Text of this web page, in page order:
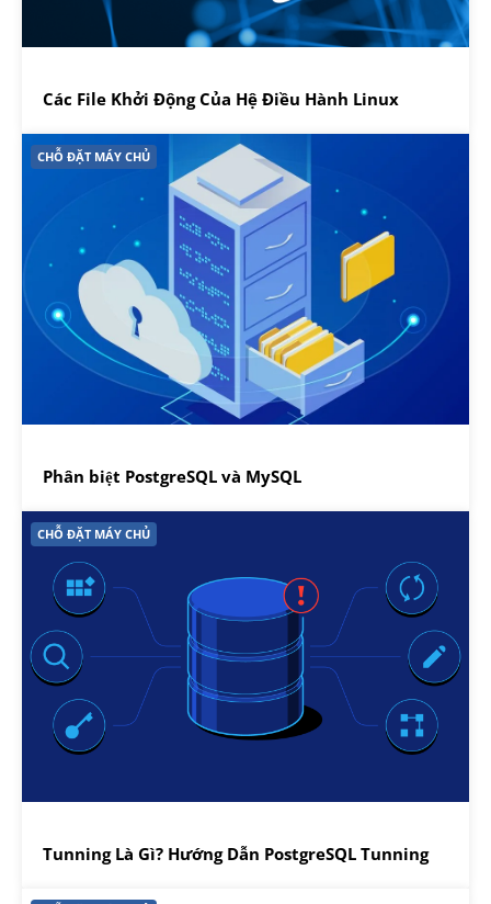
Các File Khởi Động Của Hệ Điều Hành Linux
CHỖ ĐẶT MÁY CHỦ
Phân biệt PostgreSQL và MySQL
CHỖ ĐẶT MÁY CHỦ
Tunning Là Gì? Hướng Dẫn PostgreSQL Tunning